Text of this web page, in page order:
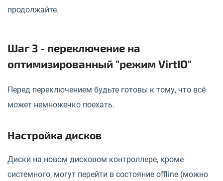
продолжайте.
Шаг 3 - переключение на
оптимизированный "режим VirtIO"
Перед переключением будьте готовы к тому, что всё
может немножечко поехать.
Настройка дисков
Диски на новом дисковом контроллере, кроме
системного, могут перейти в состояние offline (можно